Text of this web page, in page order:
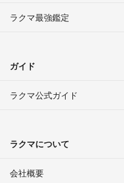
ラクマ最強鑑定
ガイド
ラクマ公式ガイド
ラクマについて
会社概要